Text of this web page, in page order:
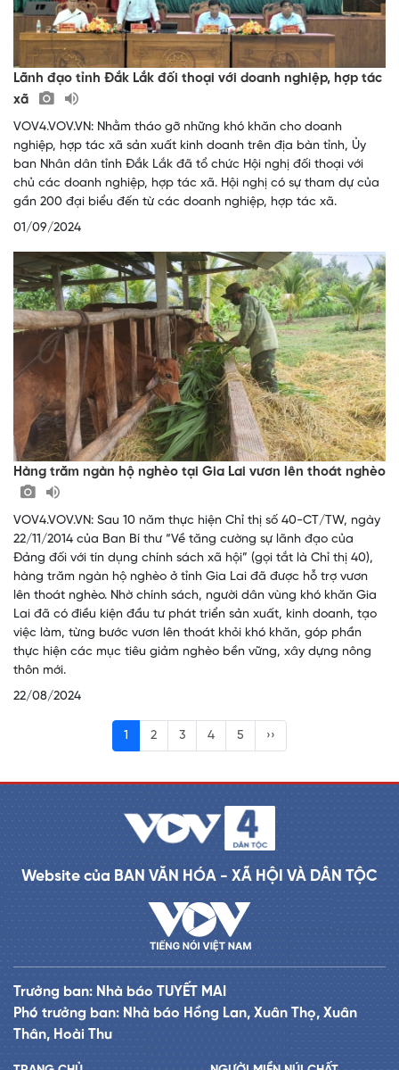
Lãnh đạo tỉnh Đắk Lắk đối thoại với doanh nghiệp, hợp tác
xã
VOV4.VOV.VN: Nhằm tháo gỡ những khó khăn cho doanh
nghiệp, hợp tác xã sản xuất kinh doanh trên địa bàn tỉnh, Ủy
ban Nhân dân tỉnh Đắk Lắk đã tổ chức Hội nghị đối thoại với
chủ các doanh nghiệp, hợp tác xã. Hội nghị có sự tham dự của
gần 200 đại biểu đến từ các doanh nghiệp, hợp tác xã.
01/09/2024
Hàng trăm ngàn hộ nghèo tại Gia Lai vươn lên thoát nghèo
VOV4.VOV.VN: Sau 10 năm thực hiện Chỉ thị số 40-CT/TW, ngày
22/11/2014 của Ban Bí thư “Về tăng cường sự lãnh đạo của
Đảng đối với tín dụng chính sách xã hội” (gọi tắt là Chỉ thị 40),
hàng trăm ngàn hộ nghèo ở tỉnh Gia Lai đã được hỗ trợ vươn
lên thoát nghèo. Nhờ chính sách, người dân vùng khó khăn Gia
Lai đã có điều kiện đầu tư phát triển sản xuất, kinh doanh, tạo
việc làm, từng bước vươn lên thoát khỏi khó khăn, góp phần
thực hiện các mục tiêu giảm nghèo bền vững, xây dựng nông
thôn mới.
22/08/2024
1 2 3 4 5 ››
Website của BAN VĂN HÓA - XÃ HỘI VÀ DÂN TỘC
Trưởng ban: Nhà báo TUYẾT MAI
Phó trưởng ban: Nhà báo Hồng Lan, Xuân Thọ, Xuân
Thân, Hoài Thu